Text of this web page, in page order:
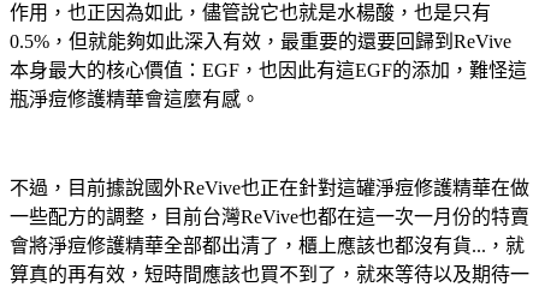
作用，也正因為如此，儘管說它也就是水楊酸，也是只有
0.5%，但就能夠如此深入有效，最重要的還要回歸到ReVive
本身最大的核心價值：EGF，也因此有這EGF的添加，難怪這
瓶淨痘修護精華會這麼有感。
不過，目前據說國外ReVive也正在針對這罐淨痘修護精華在做
一些配方的調整，目前台灣ReVive也都在這一次一月份的特賣
會將淨痘修護精華全部都出清了，櫃上應該也都沒有貨...，就
算真的再有效，短時間應該也買不到了，就來等待以及期待一